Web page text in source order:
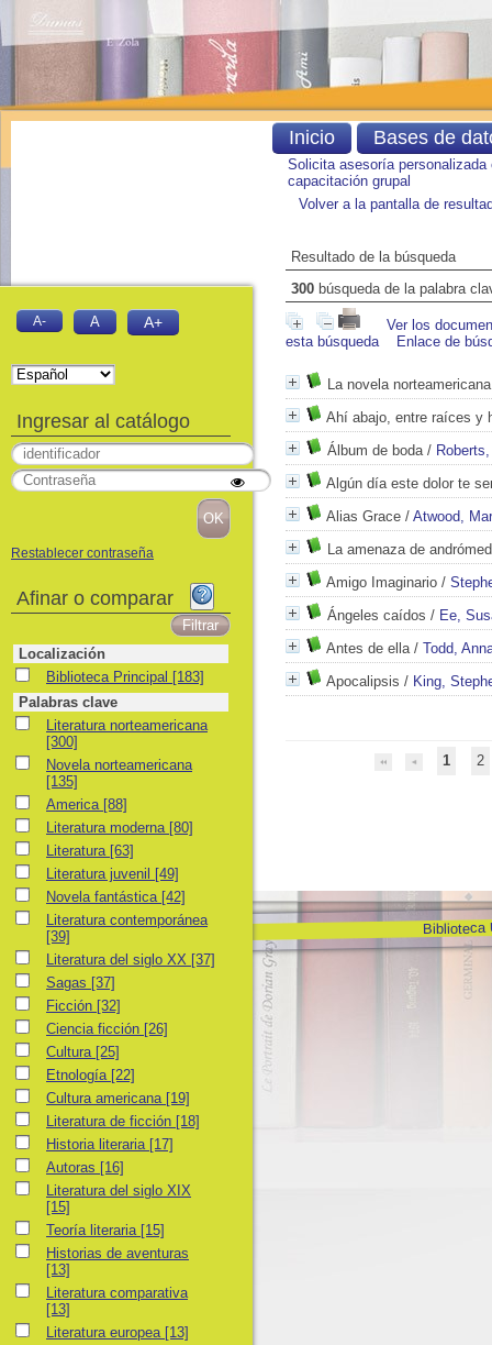
Solicita asesoría personalizada
capacitación grupal
Volver a la pantalla de
Resultado de la búsqueda
300 búsqueda de la palabra
Ver los
esta búsqueda
Enlace de
La novela
Ahí abajo, entre raíces y
Álbum de boda/
Algún día este dolor te
Alias Grace / Atwood,
La amenaza de
Amigo Imaginario /
Ángeles caídos / Ee,
Antes de ella/ Todd,
Apocalipsis / King,
1 2
Biblioteca
Inicio Bases de
A- A A+
Ingresar al catálogo
Restablecer contraseña
Afinar o comparar
Localización
Biblioteca Principal
Biblioteca Principal [183]
Palabras clave
Literatura norteamericana
Literatura norteamericana
[300]
Novela norteamericana
Novela norteamericana
[135]
AmericaAmerica [88]
Literatura moderna
Literatura moderna [80]
LiteraturaLiteratura [63]
Literatura juvenil
Literatura juvenil
[49]
Novela fantástica
Novela fantástica [42]
Literatura contemporánea
Literatura contemporánea
[39]
Literatura del siglo XX
Literatura del siglo XX [37]
SagasSagas [37]
FicciónFicción [32]
Ciencia ficción
Ciencia ficción [26]
CulturaCultura [25]
EtnologíaEtnología [22]
Cultura americana
Cultura americana [19]
Literatura de ficción
Literatura de ficción [18]
Historia literaria
Historia literaria [17]
AutorasAutoras [16]
Literatura del siglo XIX
Literatura del siglo XIX
[15]
Teoría literaria
Teoría literaria [15]
Historias de aventuras
Historias de aventuras
[13]
Literatura comparativa
Literatura comparativa
[13]
Literatura europea
Literatura europea [13]